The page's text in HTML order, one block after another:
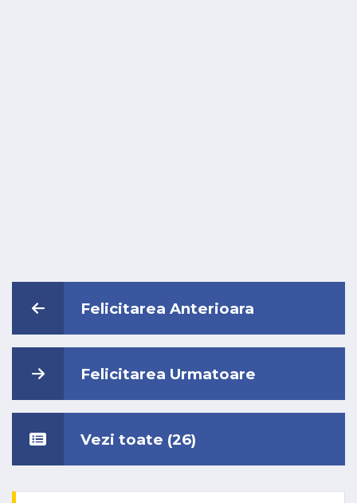
Felicitarea Anterioara
Felicitarea Urmatoare
Vezi toate (26)